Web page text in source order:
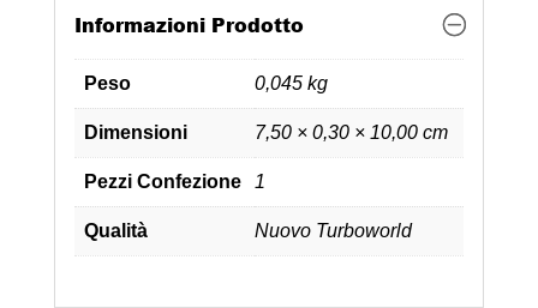
Informazioni Prodotto
Peso 0,045 kg
Dimensioni 7,50 × 0,30 × 10,00 cm
Pezzi Confezione 1
Qualità Nuovo Turboworld